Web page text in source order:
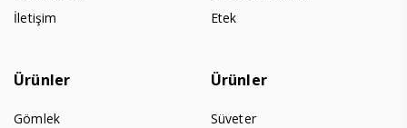
İletişim
Etek
Ürünler
Gömlek
Ürünler
Süveter